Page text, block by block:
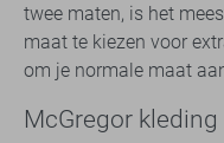
twee maten, is het
maat te kiezen voor
om je normale maat
McGregor